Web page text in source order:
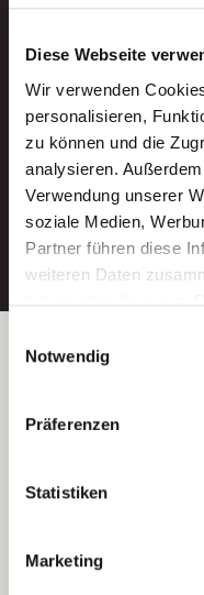
Diese Webseite
Wir verwenden
personalisieren,
zu können und die
analysieren.
Verwendung unserer
soziale Medien,
Partner führen diese
weiteren Daten
Wenn Sie auf
Sie der Speicherung
Ihre Einwilligung
indem Sie die Cookie-
unserer
Notwendig
Präferenzen
Statistiken
Marketing
Neue
Ein
E-
Betreiber der Webseite
Kantstraße 45a
(Ein Tochterunternehmen
e.V.)